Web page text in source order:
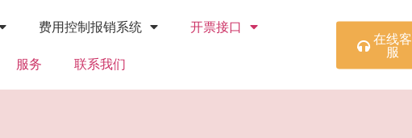
费用控制报销系统 开票接口
服务 联系我们
在线客
服